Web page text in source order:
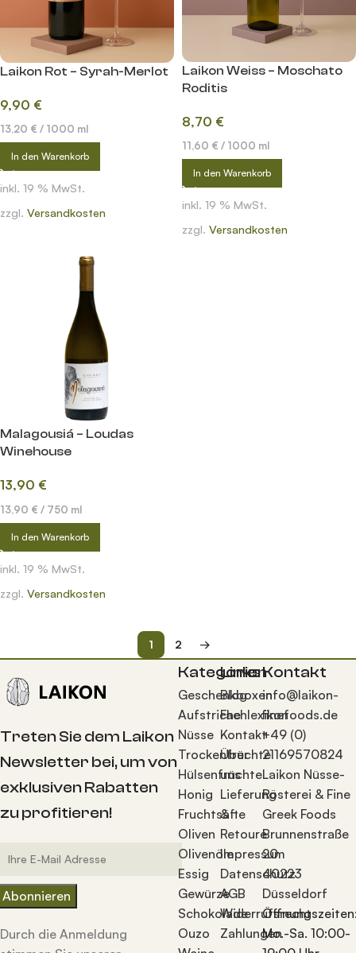
Laikon Rot – Syrah-Merlot
9,90 €
13,20 € / 1000 ml
In den Warenkorb
inkl. 19 % MwSt.
zzgl. Versandkosten
Laikon Weiss – Moschato
Roditis
8,70 €
11,60 € / 1000 ml
In den Warenkorb
inkl. 19 % MwSt.
zzgl. Versandkosten
Malagousiá – Loudas
Winehouse
13,90 €
13,90 € / 750 ml
In den Warenkorb
inkl. 19 % MwSt.
zzgl. Versandkosten
1 2 →
Treten Sie dem Laikon
Newsletter bei, um von
exklusiven Rabatten
zu profitieren!
Durch die Anmeldung
Kategorien
Geschenkboxen
Aufstriche
Nüsse
Trockenfrüchte
Hülsenfrüchte
Honig
Fruchtsäfte
Oliven
Olivenöle
Essig
Gewürze
Schokolade
Ouzo
Links
Blog
Fachlexikon
Kontakt
Über
uns
Lieferung
&
Retoure
Impressum
Datenschutz
AGB
Widerrufsrecht
Zahlungen
Kontakt
info@laikon-
finefoods.de
+49 (0)
21169570824
Laikon Nüsse-
Rösterei & Fine
Greek Foods
Brunnenstraße
20
40223
Düsseldorf
Mo.-Sa. 10:00-